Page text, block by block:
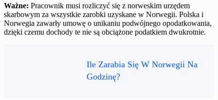
Ważne: Pracownik musi rozliczyć się z norweskim urzędem
skarbowym za wszystkie zarobki uzyskane w Norwegii. Polska i
Norwegia zawarły umowę o unikaniu podwójnego opodatkowania,
dzięki czemu dochody te nie są obciążone podatkiem dwukrotnie.
Ile Zarabia Się W Norwegii Na
Godzinę?